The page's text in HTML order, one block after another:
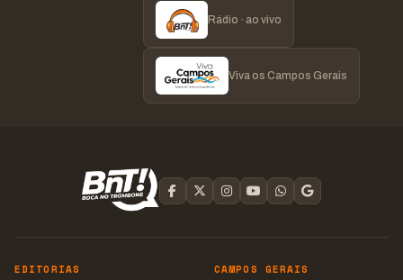
Rádio · ao vivo
Viva os Campos Gerais
EDITORIAS CAMPOS GERAIS